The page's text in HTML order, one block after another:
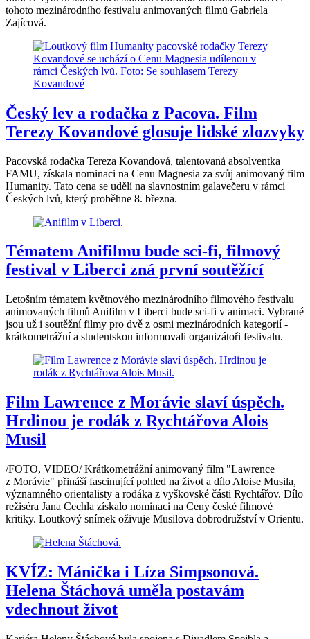
tohoto mezinárodního festivalu animovaných filmů Gabriela
Zajícová.
Český lev a rodačka z Pacova. Film
Terezy Kovandové glosuje lidské zlozvyky
Pacovská rodačka Tereza Kovandová, talentovaná absolventka
FAMU, získala nominaci na Cenu Magnesia za svůj animovaný film
Humanity. Tato cena se udělí na slavnostním galavečeru v rámci
Českých lvů, který proběhne 8. března.
Tématem Anifilmu bude sci-fi, filmový
festival v Liberci zná první soutěžící
Letošním tématem květnového mezinárodního filmového festivalu
animovaných filmů Anifilm v Liberci bude sci-fi v animaci. Vybrané
jsou už i soutěžní filmy pro dvě z osmi mezinárodních kategorií -
krátkometrážní a studentskou informovali organizátoři festivalu.
Film Lawrence z Morávie slaví úspěch.
Hrdinou je rodák z Rychtářova Alois
Musil
/FOTO, VIDEO/ Krátkometrážní animovaný film "Lawrence
z Morávie" přináší fascinující pohled na život a dílo Aloise Musila,
významného orientalisty a rodáka z vyškovské části Rychtářov. Dílo
režiséra Jana Cechla získalo nominaci na Ceny české filmové
kritiky. Loutkový snímek oživuje Musilova dobrodružství v Orientu.
KVÍZ: Mánička i Líza Simpsonová.
Helena Štáchová uměla postavám
vdechnout život